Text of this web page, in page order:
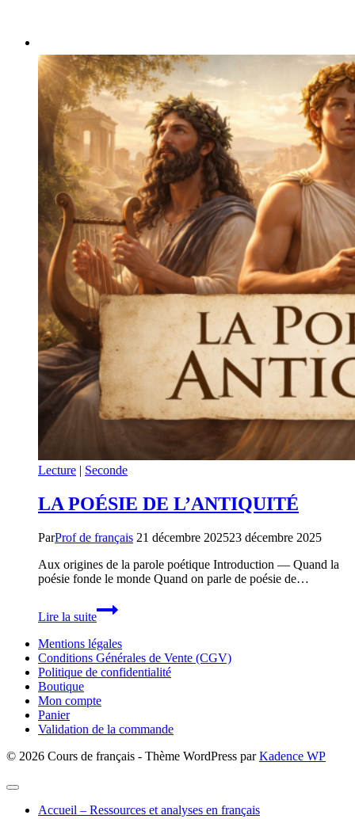
Lecture | Seconde
LA POÉSIE DE L’ANTIQUITÉ
ParProf de français 21 décembre 202523 décembre 2025
Aux origines de la parole poétique Introduction — Quand la
poésie fonde le monde Quand on parle de poésie de…
Lire la suitePOÉSIE
L’ANTIQUITÉ
Mentions légales
Conditions Générales de Vente (CGV)
Politique de confidentialité
Boutique
Mon compte
Panier
Validation de la commande
© 2026 Cours de français - Thème WordPress parKadence WP
Accueil – Ressources et analyses en français